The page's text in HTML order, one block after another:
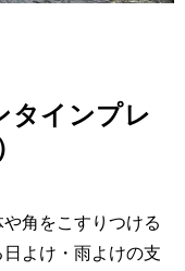
タインプレ
角をこすりつける
よけ・雨よけの支